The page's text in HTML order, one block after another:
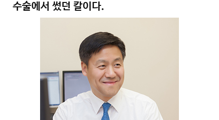
수술에서 썼던 칼이다.